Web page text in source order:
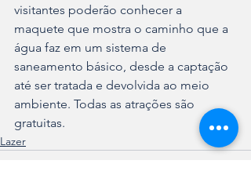
visitantes poderão conhecer a
maquete que mostra o caminho que a
água faz em um sistema de
saneamento básico, desde a captação
até ser tratada e devolvida ao meio
ambiente. Todas as atrações são
gratuitas.
Lazer